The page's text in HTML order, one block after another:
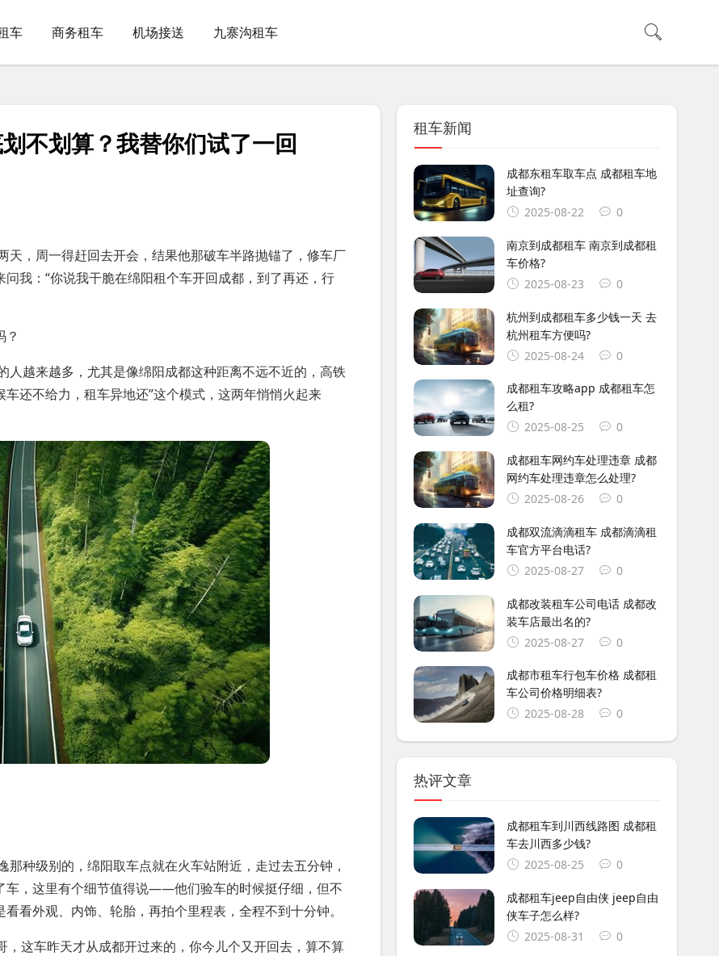
车 商务租车 机场接送 九寨沟租车
不划算？我替你们试了一回
，周一得赶回去开会，结果他那破车半路抛锚了，修车厂
我：“你说我干脆在绵阳租个车开回成都，到了再还，行
人越来越多，尤其是像绵阳成都这种距离不远不近的，高铁
还不给力，租车异地还”这个模式，这两年悄悄火起来
种级别的，绵阳取车点就在火车站附近，走过去五分钟，
车，这里有个细节值得说——他们验车的时候挺仔细，但不
看外观、内饰、轮胎，再拍个里程表，全程不到十分钟。
，这车昨天才从成都开过来的，你今儿个又开回去，算不算
租车新闻
成都东租车取车点 成都租车地
址查询?
2025-08-22
0
南京到成都租车 南京到成都租
车价格?
2025-08-23
0
杭州到成都租车多少钱一天 去
杭州租车方便吗?
2025-08-24
0
成都租车攻略app 成都租车怎
么租?
2025-08-25
0
成都租车网约车处理违章 成都
网约车处理违章怎么处理?
2025-08-26
0
成都双流滴滴租车 成都滴滴租
车官方平台电话?
2025-08-27
0
成都改装租车公司电话 成都改
装车店最出名的?
2025-08-27
0
成都市租车行包车价格 成都租
车公司价格明细表?
2025-08-28
0
热评文章
成都租车到川西线路图 成都租
车去川西多少钱?
2025-08-25
0
成都租车jeep自由侠 jeep自由
侠车子怎么样?
2025-08-31
0